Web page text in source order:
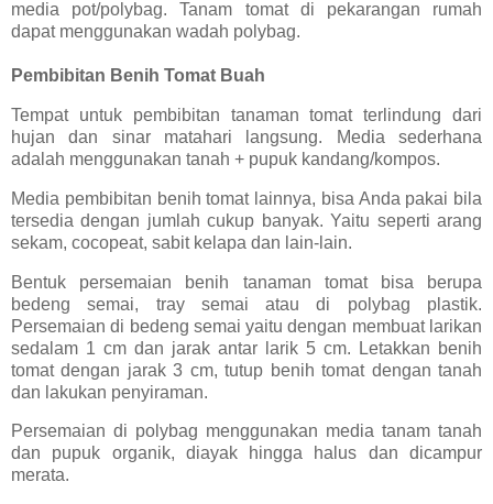
media pot/polybag. Tanam tomat di pekarangan rumah
dapat menggunakan wadah polybag.
Pembibitan Benih Tomat Buah
Tempat untuk pembibitan tanaman tomat terlindung dari
hujan dan sinar matahari langsung. Media sederhana
adalah menggunakan tanah + pupuk kandang/kompos.
Media pembibitan benih tomat lainnya, bisa Anda pakai bila
tersedia dengan jumlah cukup banyak. Yaitu seperti arang
sekam, cocopeat, sabit kelapa dan lain-lain.
Bentuk persemaian benih tanaman tomat bisa berupa
bedeng semai, tray semai atau di polybag plastik.
Persemaian di bedeng semai yaitu dengan membuat larikan
sedalam 1 cm dan jarak antar larik 5 cm. Letakkan benih
tomat dengan jarak 3 cm, tutup benih tomat dengan tanah
dan lakukan penyiraman.
Persemaian di polybag menggunakan media tanam tanah
dan pupuk organik, diayak hingga halus dan dicampur
merata.